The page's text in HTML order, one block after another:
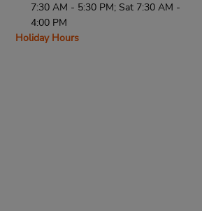
7:30 AM - 5:30 PM; Sat 7:30 AM -
4:00 PM
Holiday Hours